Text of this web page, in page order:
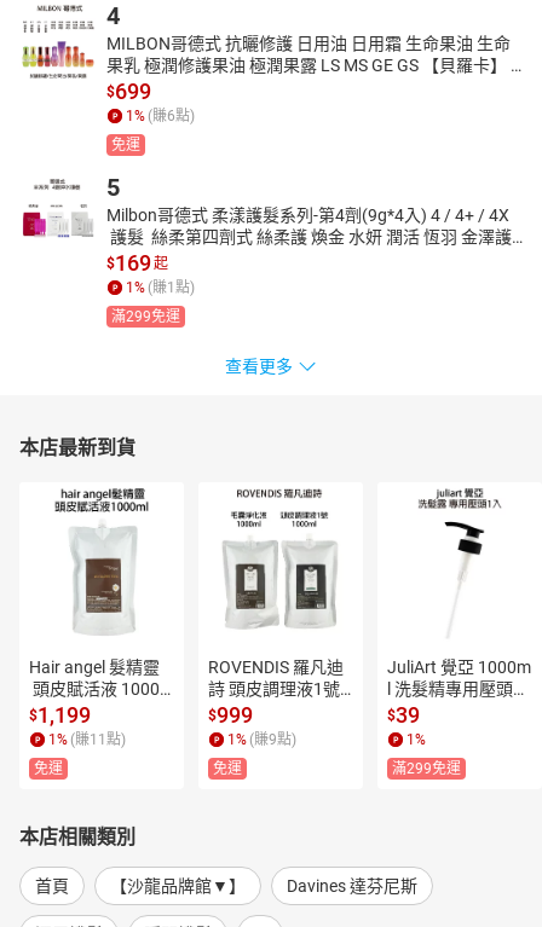
4
MILBON哥德式 抗曬修護 日用油 日用霜 生命果油 生命
果乳 極潤修護果油 極潤果露 LS MS GE GS 【貝羅卡】
美的三次方
$699
1 % (賺6點)
免運
5
Milbon哥德式 柔漾護髮系列-第4劑(9g*4入) 4 / 4+ / 4X
護髮  絲柔第四劑式 絲柔護 煥金 水妍 潤活 恆羽 金澤護
髮 沖水護髮【貝羅卡】
$169起
1 % (賺1 點)
滿299免運
查看更多
本店最新到貨
Hair angel 髮精靈
頭皮賦活液 1000m
l 頭皮水 補充包
【貝羅卡】
$1,199
1 % (賺11 點)
免運
ROVENDIS 羅凡迪
詩 頭皮調理液1號
毛囊淨化液 頭皮水
調理液 補充包【貝
羅卡】
$999
1 % (賺9點)
免運
JuliArt 覺亞 1000m
l 洗髮精專用壓頭
【貝羅卡】
$39
1 %
滿299免運
本店相關類別
首頁 【沙龍品牌館▼】 Davines 達芬尼斯